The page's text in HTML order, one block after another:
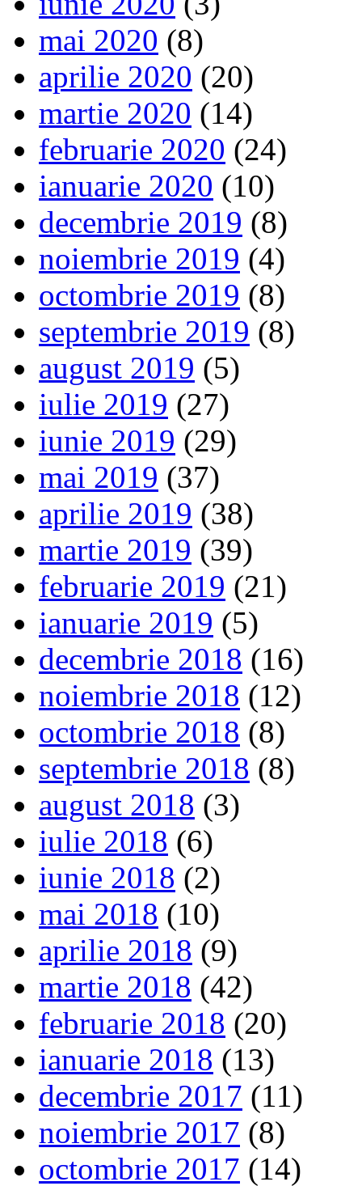
mai 2020 (8)
aprilie 2020 (20)
martie 2020 (14)
februarie 2020 (24)
ianuarie 2020 (10)
decembrie 2019 (8)
noiembrie 2019 (4)
octombrie 2019 (8)
septembrie 2019 (8)
august 2019 (5)
iulie 2019 (27)
iunie 2019 (29)
mai 2019 (37)
aprilie 2019 (38)
martie 2019 (39)
februarie 2019 (21)
ianuarie 2019 (5)
decembrie 2018 (16)
noiembrie 2018 (12)
octombrie 2018 (8)
septembrie 2018 (8)
august 2018 (3)
iulie 2018 (6)
iunie 2018 (2)
mai 2018 (10)
aprilie 2018 (9)
martie 2018 (42)
februarie 2018 (20)
ianuarie 2018 (13)
decembrie 2017 (11)
noiembrie 2017 (8)
octombrie 2017 (14)